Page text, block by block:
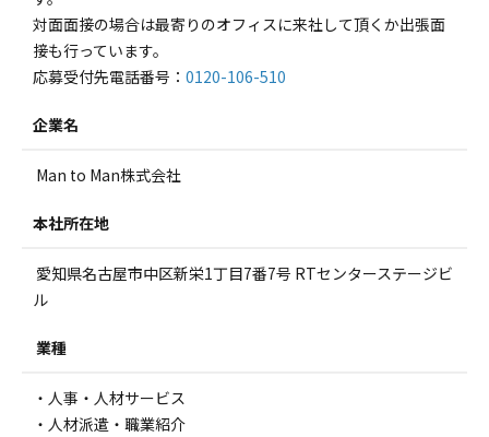
対面面接の場合は最寄りのオフィスに来社して頂くか出張面
接も行っています。
応募受付先電話番号： 0120-106-510
企業名
Man to Man株式会社
本社所在地
愛知県名古屋市中区新栄1丁目7番7号 RTセンターステージビ
ル
業種
・人事・人材サービス
・人材派遣・職業紹介